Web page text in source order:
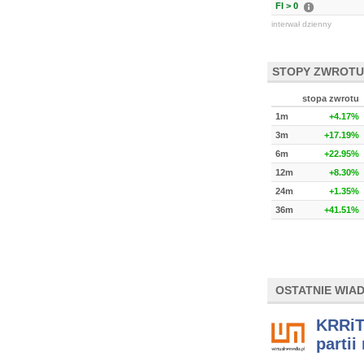
FI > 0
interwał dzienny
STOPY ZWROTU
stopa zwrotu
1m
+4.17%
3m
+17.19%
6m
+22.95%
12m
+8.30%
24m
+1.35%
36m
+41.51%
OSTATNIE
partii